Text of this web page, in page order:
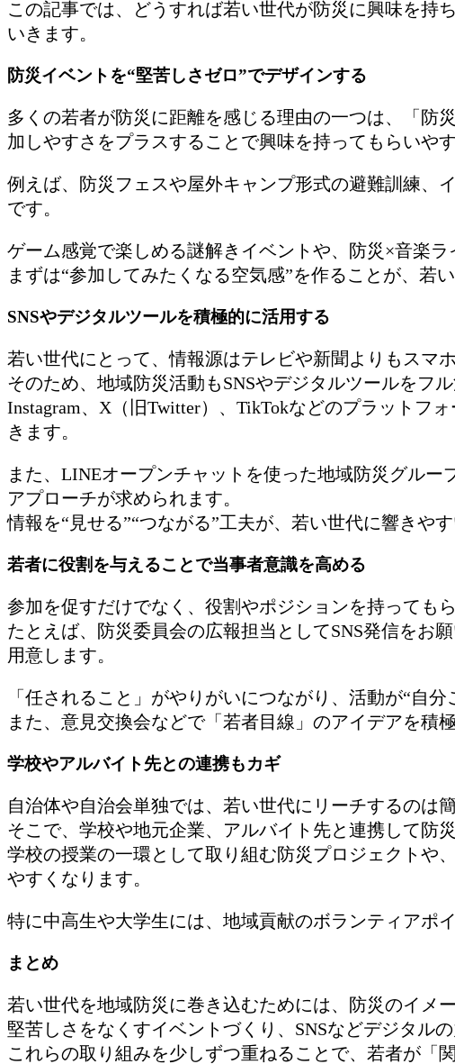
この記事では、どうすれば若い世代が防災に興味を持
いきます。
防災イベントを“堅苦しさゼロ”でデザインする
多くの若者が防災に距離を感じる理由の一つは、「防
加しやすさをプラスすることで興味を持ってもらいやす
例えば、防災フェスや屋外キャンプ形式の避難訓練、
です。
ゲーム感覚で楽しめる謎解きイベントや、防災×音楽
まずは“参加してみたくなる空気感”を作ることが、若
SNSやデジタルツールを積極的に活用する
若い世代にとって、情報源はテレビや新聞よりもスマホ
そのため、地域防災活動もSNSやデジタルツールをフ
Instagram、X（旧Twitter）、TikTokなどのプラットフ
きます。
また、LINEオープンチャットを使った地域防災グル
アプローチが求められます。
情報を“見せる”“つながる”工夫が、若い世代に響きやす
若者に役割を与えることで当事者意識を高める
参加を促すだけでなく、役割やポジションを持っても
たとえば、防災委員会の広報担当としてSNS発信をお
用意します。
「任されること」がやりがいにつながり、活動が“自分
また、意見交換会などで「若者目線」のアイデアを積
学校やアルバイト先との連携もカギ
自治体や自治会単独では、若い世代にリーチするのは
そこで、学校や地元企業、アルバイト先と連携して防
学校の授業の一環として取り組む防災プロジェクトや
やすくなります。
特に中高生や大学生には、地域貢献のボランティアポ
まとめ
若い世代を地域防災に巻き込むためには、防災のイメ
堅苦しさをなくすイベントづくり、SNSなどデジタル
これらの取り組みを少しずつ重ねることで、若者が「